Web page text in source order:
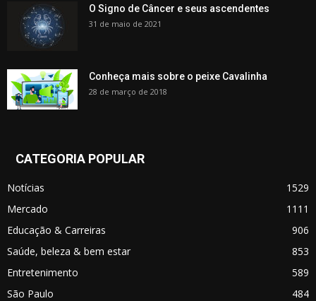
O Signo de Câncer e seus ascendentes
31 de maio de 2021
Conheça mais sobre o peixe Cavalinha
28 de março de 2018
CATEGORIA POPULAR
Notícias
1529
Mercado
1111
Educação & Carreiras
906
Saúde, beleza & bem estar
853
Entretenimento
589
São Paulo
484